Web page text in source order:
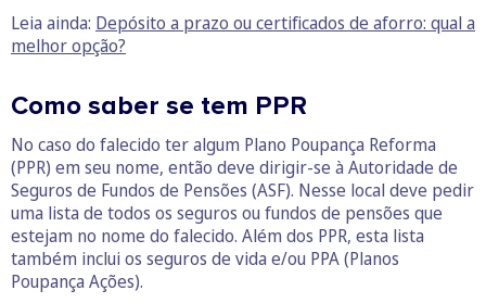
Leia ainda: Depósito a prazo ou certificados de aforro: qual a
melhor opção?
Como saber se tem PPR
No caso do falecido ter algum Plano Poupança Reforma
(PPR) em seu nome, então deve dirigir-se à Autoridade de
Seguros de Fundos de Pensões (ASF). Nesse local deve pedir
uma lista de todos os seguros ou fundos de pensões que
estejam no nome do falecido. Além dos PPR, esta lista
também inclui os seguros de vida e/ou PPA (Planos
Poupança Ações).